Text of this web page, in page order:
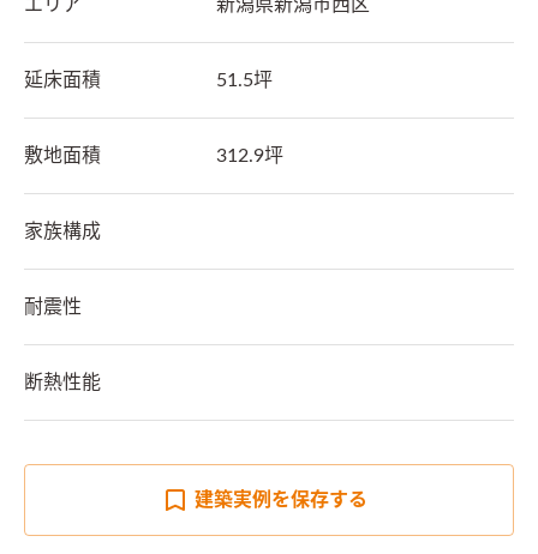
エリア 新潟県新潟市西区
延床面積 51.5坪
敷地面積 312.9坪
家族構成
耐震性
断熱性能
建築実例を保存する